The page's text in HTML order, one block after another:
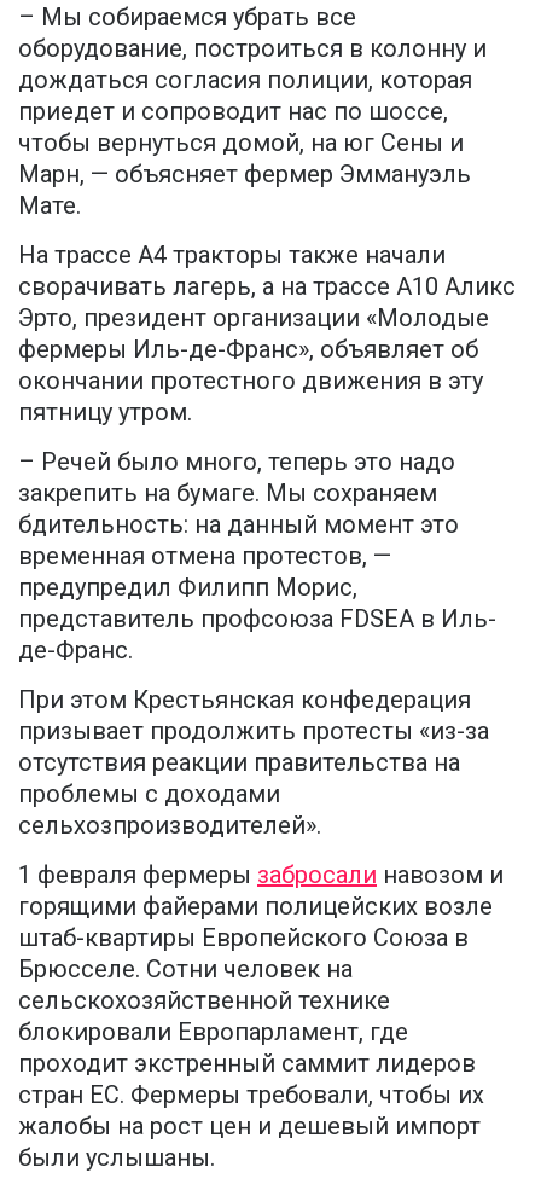
– Мы собираемся убрать все
оборудование, построиться в колонну и
дождаться согласия полиции, которая
приедет и сопроводит нас по шоссе,
чтобы вернуться домой, на юг Сены и
Марн, — объясняет фермер Эммануэль
Мате.
На трассе А4 тракторы также начали
сворачивать лагерь, а на трассе А10 Аликс
Эрто, президент организации «Молодые
фермеры Иль-де-Франс», объявляет об
окончании протестного движения в эту
пятницу утром.
– Речей было много, теперь это надо
закрепить на бумаге. Мы сохраняем
бдительность: на данный момент это
временная отмена протестов, —
предупредил Филипп Морис,
представитель профсоюза FDSEA в Иль-
де-Франс.
При этом Крестьянская конфедерация
призывает продолжить протесты «из-за
отсутствия реакции правительства на
проблемы с доходами
сельхозпроизводителей».
1 февраля фермеры забросали навозом и
горящими файерами полицейских возле
штаб-квартиры Европейского Союза в
Брюсселе. Сотни человек на
сельскохозяйственной технике
блокировали Европарламент, где
проходит экстренный саммит лидеров
стран ЕС. Фермеры требовали, чтобы их
жалобы на рост цен и дешевый импорт
были услышаны.